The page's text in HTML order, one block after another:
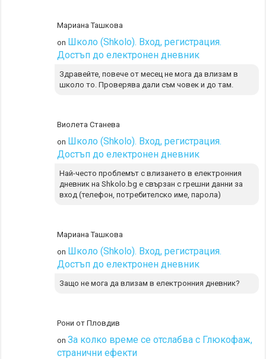
Мариана Ташкова
on Школо (Shkolo). Вход, регистрация.
Достъп до електронен дневник
Здравейте, повече от месец не мога да влизам в
школо то. Проверява дали съм човек и до там.
Виолета Станева
on Школо (Shkolo). Вход, регистрация.
Достъп до електронен дневник
Най-често проблемът с влизането в електронния
дневник на Shkolo.bg е свързан с грешни данни за
вход (телефон, потребителско име, парола)
Мариана Ташкова
on Школо (Shkolo). Вход, регистрация.
Достъп до електронен дневник
Защо не мога да влизам в електронния дневник?
Рони от Пловдив
onЗа колко време се отслабва с Глюкофаж,
странични ефекти